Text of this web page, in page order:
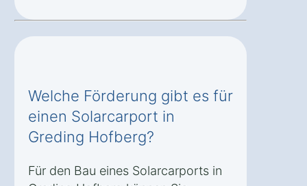
Welche Förderung gibt es für
einen Solarcarport in
Greding Hofberg?
Für den Bau eines Solarcarports in